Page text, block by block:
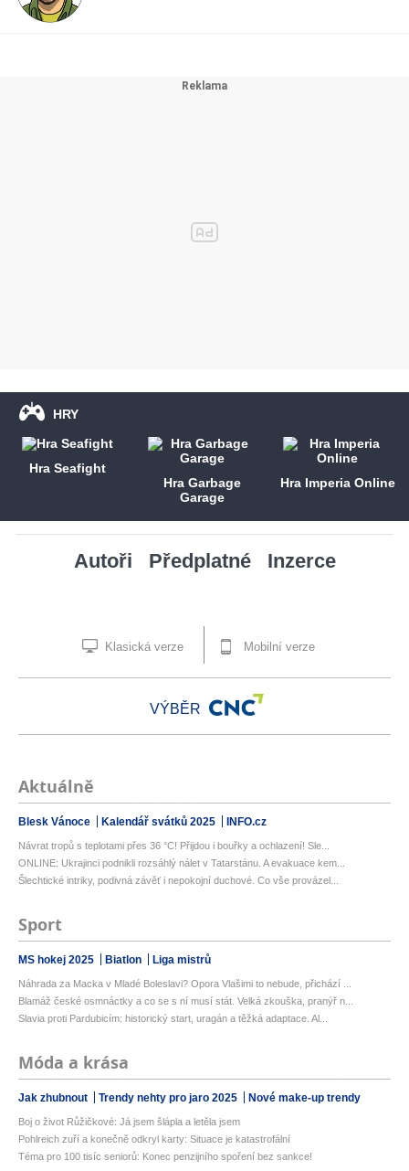
HRY
Hra Seafight
Hra Garbage
Garage
Hra Imperia Online
Autoři Předplatné Inzerce
Klasická verze Mobilní verze
VÝBĚR
Aktuálně
Blesk Vánoce Kalendář svátků 2025 INFO.cz
Návrat tropů s teplotami přes 36 °C! Přijdou i bouřky a ochlazení! Sle...
ONLINE: Ukrajinci podnikli rozsáhlý nálet v Tatarstánu. A evakuace kem...
Šlechtické intriky, podivná závěť i nepokojní duchové. Co vše provázel...
Sport
MS hokej 2025 Biatlon Liga mistrů
Náhrada za Macka v Mladé Boleslavi? Opora Vlašimi to nebude, přichází ...
Blamáž české osmnáctky a co se s ní musí stát. Velká zkouška, pranýř n...
Slavia proti Pardubicím: historický start, uragán a těžká adaptace. Al...
Móda a krása
Jak zhubnout Trendy nehty pro jaro 2025 Nové make-up trendy
Boj o život Růžičkové: Já jsem šlápla a letěla jsem
Pohlreich zuří a konečně odkryl karty: Situace je katastrofální
Téma pro 100 tisíc seniorů: Konec penzijního spoření bez sankce!